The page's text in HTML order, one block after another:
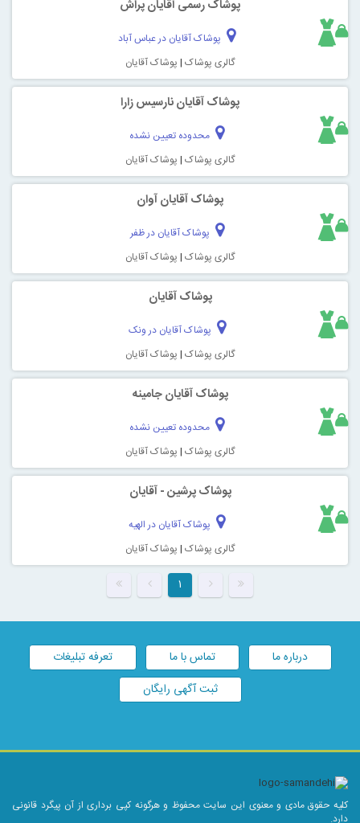
پوشاک رسمی آقایان پراش
پوشاک آقایان در عباس آباد
گالری پوشاک | پوشاک آقایان
پوشاک آقایان نارسیس زارا
محدوده تعیین نشده
گالری پوشاک | پوشاک آقایان
پوشاک آقایان آوان
پوشاک آقایان در ظفر
گالری پوشاک | پوشاک آقایان
پوشاک آقایان
پوشاک آقایان در ونک
گالری پوشاک | پوشاک آقایان
پوشاک آقایان جامینه
محدوده تعیین نشده
گالری پوشاک | پوشاک آقایان
پوشاک پرشین - آقایان
پوشاک آقایان در الهیه
گالری پوشاک | پوشاک آقایان
۱
درباره ما تماس با ما
تعرفه تبلیغات
ثبت آگهی رایگان
کلیه حقوق مادی و معنوی این سایت محفوظ و هرگونه کپی برداری از آن پیگرد قانونی
دارد.